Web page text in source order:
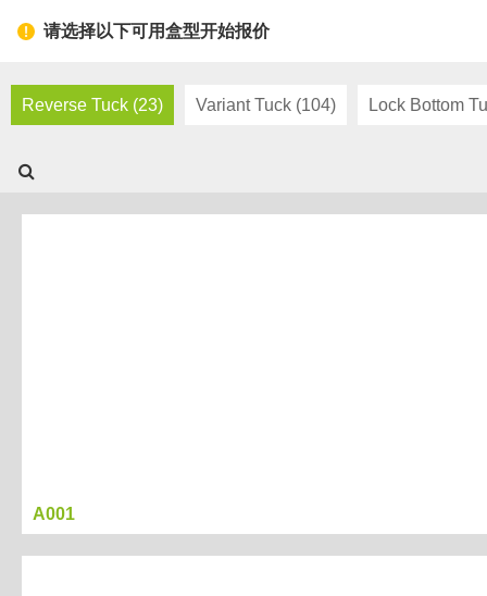
请选择以下可用盒型开始报价
Reverse Tuck (23) Variant Tuck (104) Lock Bottom
A001